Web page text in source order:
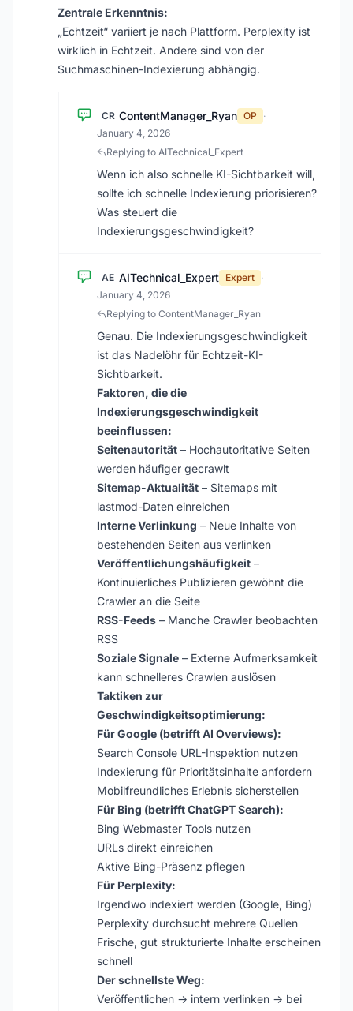
Zentrale Erkenntnis:
„Echtzeit“ variiert je nach Plattform. Perplexity ist
wirklich in Echtzeit. Andere sind von der
Suchmaschinen-Indexierung abhängig.
CR ContentManager_Ryan OP
·
January 4, 2026
Replying to AITechnical_Expert
Wenn ich also schnelle KI-Sichtbarkeit will,
sollte ich schnelle Indexierung priorisieren?
Was steuert die
Indexierungsgeschwindigkeit?
AE AITechnical_Expert Expert ·
January 4, 2026
Replying to ContentManager_Ryan
Genau. Die Indexierungsgeschwindigkeit
ist das Nadelöhr für Echtzeit-KI-
Sichtbarkeit.
Faktoren, die die
Indexierungsgeschwindigkeit
beeinflussen:
Seitenautorität – Hochautoritative Seiten
werden häufiger gecrawlt
Sitemap-Aktualität – Sitemaps mit
lastmod-Daten einreichen
Interne Verlinkung – Neue Inhalte von
bestehenden Seiten aus verlinken
Veröffentlichungshäufigkeit –
Kontinuierliches Publizieren gewöhnt die
Crawler an die Seite
RSS-Feeds – Manche Crawler beobachten
RSS
Soziale Signale – Externe Aufmerksamkeit
kann schnelleres Crawlen auslösen
Taktiken zur
Geschwindigkeitsoptimierung:
Für Google (betrifft AI Overviews):
Search Console URL-Inspektion nutzen
Indexierung für Prioritätsinhalte anfordern
Mobilfreundliches Erlebnis sicherstellen
Für Bing (betrifft ChatGPT Search):
Bing Webmaster Tools nutzen
URLs direkt einreichen
Aktive Bing-Präsenz pflegen
Für Perplexity:
Irgendwo indexiert werden (Google, Bing)
Perplexity durchsucht mehrere Quellen
Frische, gut strukturierte Inhalte erscheinen
schnell
Der schnellste Weg:
Veröffentlichen -> intern verlinken -> bei